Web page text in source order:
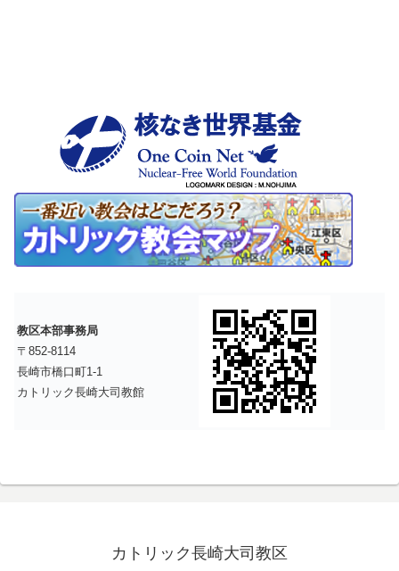
教区本部事務局
〒852-8114
長崎市橋口町1-1
カトリック長崎大司教館
カトリック長崎大司教区